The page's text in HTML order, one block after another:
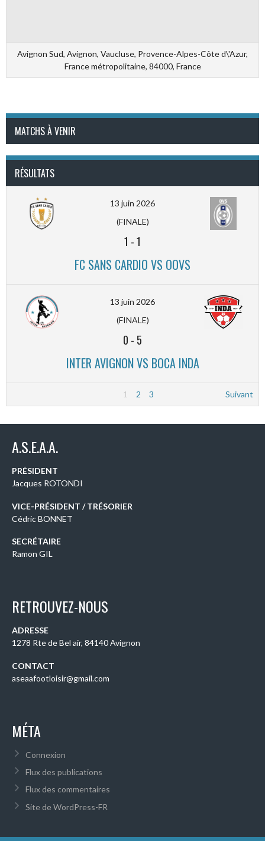
Avignon Sud, Avignon, Vaucluse, Provence-Alpes-Côte d\'Azur,
France métropolitaine, 84000, France
MATCHS À VENIR
RÉSULTATS
13 juin 2026
(FINALE)
1 -1
FC SANS CARDIO VS OOVS
13 juin 2026
(FINALE)
0 - 5
INTER AVIGNON VS BOCA INDA
1 2 3 Suivant
A.S.E.A.A.
PRÉSIDENT
Jacques ROTONDI
VICE-PRÉSIDENT / TRÉSORIER
Cédric BONNET
SECRÉTAIRE
Ramon GIL
RETROUVEZ-NOUS
ADRESSE
1278 Rte de Bel air, 84140 Avignon
CONTACT
aseaafootloisir@gmail.com
MÉTA
Connexion
Flux des publications
Flux des commentaires
Site de WordPress-FR